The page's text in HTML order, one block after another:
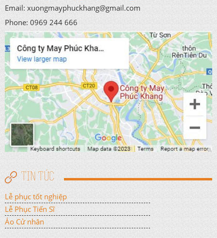
Email: xuongmayphuckhang@gmail.com
Phone: 0969 244 666
TIN TỨC
Lễ phục tốt nghiệp
Lễ Phục Tiến Sĩ
Áo Cử nhân